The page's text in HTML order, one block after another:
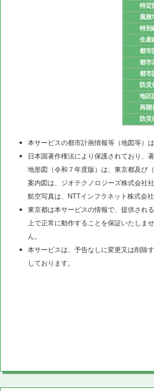
特定
風致
特別
生産
都市
都市
都市
防災
地区
再開
防災
本サービスの都市計画情報等（地図等）
日本国著作権法により保護されており、
地形図（令和７年度版）は、東京都及び
案内図は、ジオテクノロジーズ株式会社
航空写真は、NTTインフラネット株式会
東京都は本サービスの情報で、提供され
上で正常に動作することを保証いたしま
ん。
本サービスは、予告なしに変更又は削除
しております。